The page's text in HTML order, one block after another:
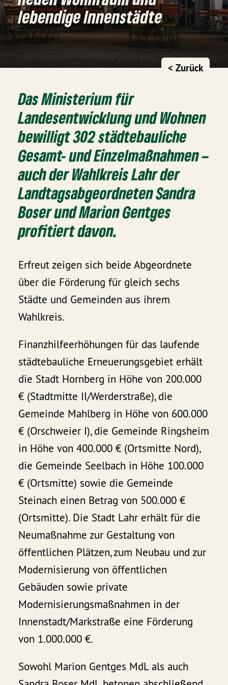
lebendige Innenstädte
< Zurück
Das Ministerium für
Landesentwicklung und Wohnen
bewilligt 302 städtebauliche
Gesamt- und Einzelmaßnahmen –
auch der Wahlkreis Lahr der
Landtagsabgeordneten Sandra
Boser und Marion Gentges
profitiert davon.
Erfreut zeigen sich beide Abgeordnete
über die Förderung für gleich sechs
Städte und Gemeinden aus ihrem
Wahlkreis.
Finanzhilfeerhöhungen für das laufende
städtebauliche Erneuerungsgebiet erhält
die Stadt Hornberg in Höhe von 200.000
€ (Stadtmitte II/Werderstraße), die
Gemeinde Mahlberg in Höhe von 600.000
€ (Orschweier I), die Gemeinde Ringsheim
in Höhe von 400.000 € (Ortsmitte Nord),
die Gemeinde Seelbach in Höhe 100.000
€ (Ortsmitte) sowie die Gemeinde
Steinach einen Betrag von 500.000 €
(Ortsmitte). Die Stadt Lahr erhält für die
Neumaßnahme zur Gestaltung von
öffentlichen Plätzen, zum Neubau und zur
Modernisierung von öffentlichen
Gebäuden sowie private
Modernisierungsmaßnahmen in der
Innenstadt/Markstraße eine Förderung
von 1.000.000 €.
Sowohl Marion Gentges MdL als auch